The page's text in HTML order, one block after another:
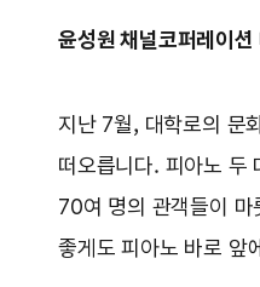
윤성원 채널코퍼레이션
지난 7월, 대학로의 문
떠오릅니다. 피아노 두
70여 명의 관객들이 마
좋게도 피아노 바로 앞